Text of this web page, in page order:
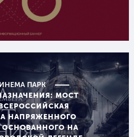
ПАРК
МОСТ
НАПРЯЖЕННОГО
ОСНОВАННОГО НА